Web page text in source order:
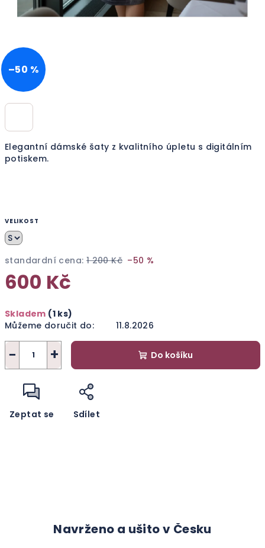
Elegantní dámské šaty z kvalitního úpletu s digitálním
potiskem.
VELIKOST
standardní cena: 1 200 Kč –50 %
600 Kč
cena:
Skladem (1 ks)
Můžeme doručit do:
11.8.2026
+
− Do košíku
Zeptat se Sdílet
–50 %
Navrženo a ušito v Česku